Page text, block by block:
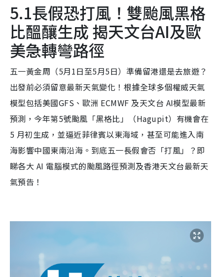
5.1長假恐打風！雙颱風黑格
比醞釀生成 揭天文台AI及歐
美急轉彎路徑
五一黃金周（5月1日至5月5日）準備留港還是去旅遊？
出發前必須留意最新天氣變化！根據全球多個權威天氣
模型包括美國GFS、歐洲 ECMWF 及天文台 AI模型最新
預測，今年第5號颱風「黑格比」（Hagupit）有機會在
5 月初生成，並逼近菲律賓以東海域，甚至可能進入南
海影響中國東南沿海。到底五一長假會否「打風」？即
睇各大 AI 電腦模式的颱風路徑預測及香港天文台最新天
氣預告！